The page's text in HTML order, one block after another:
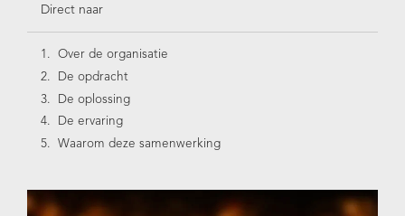
Direct naar
Over de organisatie
De opdracht
De oplossing
De ervaring
Waarom deze samenwerking